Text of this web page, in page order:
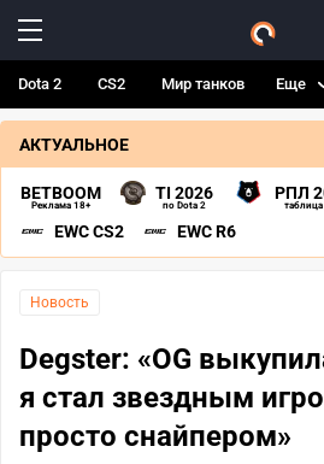
Dota 2 CS2 Мир танков Еще
АКТУАЛЬНОЕ
BETBOOM
Реклама 18+
TI 2026
по Dota 2
РПЛ
EWC CS2 EWC R6
Новость
Degster: «OG
я стал звездным
просто снайпером»